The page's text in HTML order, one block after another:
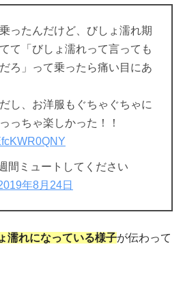
ったんだけど、びしょ濡れ期
て「びしょ濡れって言っても
ろ」って乗ったら痛い目にあ
し、お洋服もぐちゃぐちゃに
っちゃ楽しかった！！
間ミュートしてください
年8月24日
濡れになっている様子が伝わって